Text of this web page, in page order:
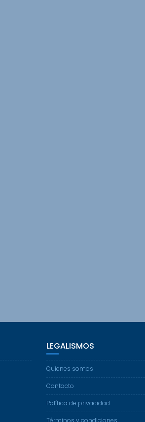
LEGALISMOS
Quienes somos
Contacto
Política de privacidad
Términos y condiciones